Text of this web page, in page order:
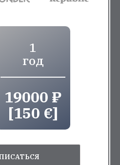
1
год
19000 ₽
[150 €]